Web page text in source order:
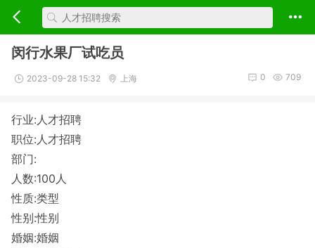
闵行水果厂试吃员
2023-09-28 15:32 上海 709
0
行业:人才招聘
职位:人才招聘
部门:
人数:100人
性质:类型
性别:性别
婚姻:婚姻